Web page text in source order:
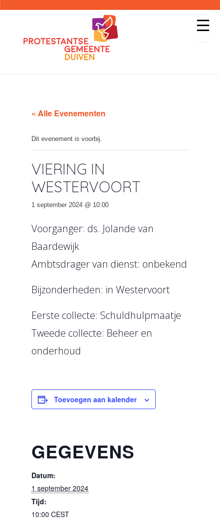
« Alle Evenementen
Dit evenement is voorbij.
VIERING IN
WESTERVOORT
1 september 2024 @ 10:00
Voorganger: ds. Jolande van
Baardewijk
Ambtsdrager van dienst: onbekend
Bijzonderheden: in Westervoort
Eerste collecte: Schuldhulpmaatje
Tweede collecte: Beheer en
onderhoud
Toevoegen aan kalender
GEGEVENS
Datum:
1 september 2024
Tijd:
10:00 CEST